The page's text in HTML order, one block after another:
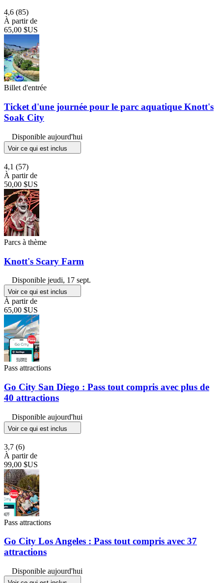
4,6 (85)
À partir de
65,00 $US
Billet d'entrée
Ticket d'une journée pour le parc aquatique Knott's
Soak City
Disponible aujourd'hui
Voir ce qui est inclus
4,1 (57)
À partir de
50,00 $US
Parcs à thème
Knott's Scary Farm
Disponible jeudi, 17 sept.
Voir ce qui est inclus
À partir de
65,00 $US
Pass attractions
Go City San Diego : Pass tout compris avec plus de
40 attractions
Disponible aujourd'hui
Voir ce qui est inclus
3,7 (6)
À partir de
99,00 $US
Pass attractions
Go City Los Angeles : Pass tout compris avec 37
attractions
Disponible aujourd'hui